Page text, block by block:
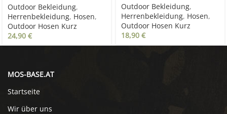
Outdoor Bekleidung,
Herrenbekleidung, Hosen,
Outdoor Hosen Kurz
24,90 €
Outdoor Bekleidung,
Herrenbekleidung, Hosen,
Outdoor Hosen Kurz
18,90 €
MOS-BASE.AT
Startseite
Wir über uns